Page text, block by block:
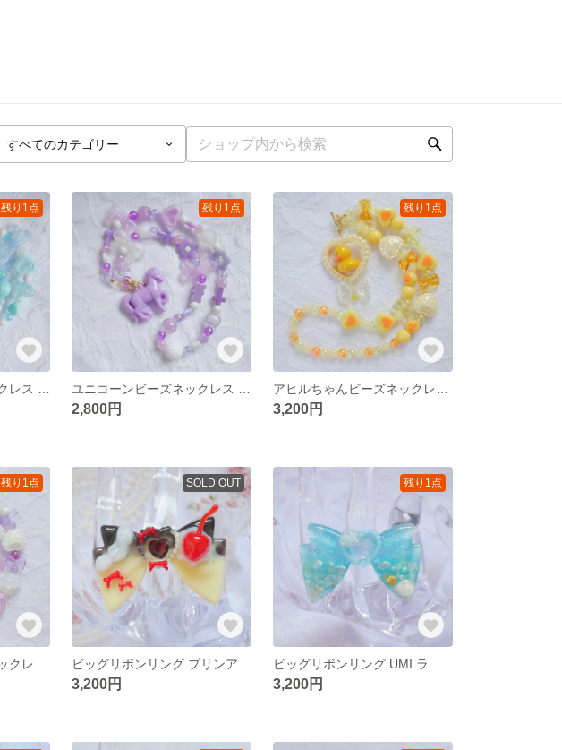
残り1点 残り1点
2,800円
残り1点
3,200円
残り1点 SOLD OUT
3,200円
残り1点
3,200円